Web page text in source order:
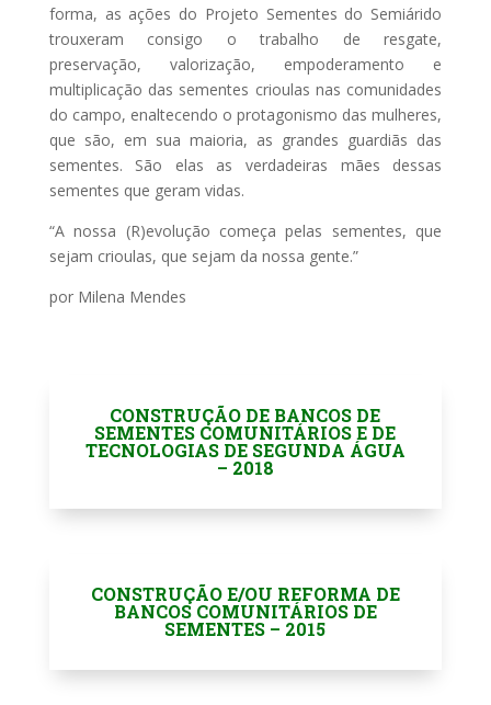
forma, as ações do Projeto Sementes do Semiárido
trouxeram consigo o trabalho de resgate,
preservação, valorização, empoderamento e
multiplicação das sementes crioulas nas comunidades
do campo, enaltecendo o protagonismo das mulheres,
que são, em sua maioria, as grandes guardiãs das
sementes. São elas as verdadeiras mães dessas
sementes que geram vidas.
“A nossa (R)evolução começa pelas sementes, que
sejam crioulas, que sejam da nossa gente.”
por Milena Mendes
CONSTRUÇÃO DE BANCOS DE
SEMENTES COMUNITÁRIOS E DE
TECNOLOGIAS DE SEGUNDA ÁGUA
– 2018
CONSTRUÇÃO E/OU REFORMA DE
BANCOS COMUNITÁRIOS DE
SEMENTES – 2015